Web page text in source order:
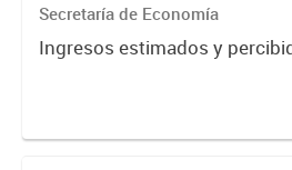
Secretaría de Economía
Ingresos estimados y